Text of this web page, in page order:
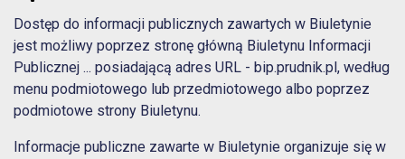
Dostęp do informacji publicznych zawartych w Biuletynie
jest możliwy poprzez stronę główną Biuletynu Informacji
Publicznej ... posiadającą adres URL - bip.prudnik.pl, według
menu podmiotowego lub przedmiotowego albo poprzez
podmiotowe strony Biuletynu.
Informacje publiczne zawarte w Biuletynie organizuje się w